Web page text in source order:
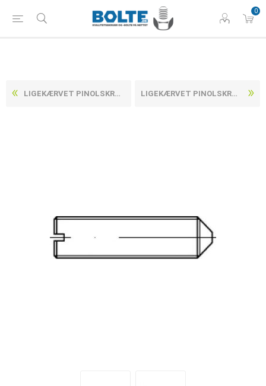
0
LIGEKÆRVET PINOLSKRUE MED SPIDS POINT DIN 553 UBEHANDLET STÅL 14 H M4X6 (1000 STK) LIGEKÆRVET PINOLSKRUE MED SPIDS POINT DIN 553 UBEHANDLET STÅL 14 H M4X8 (1000 STK)